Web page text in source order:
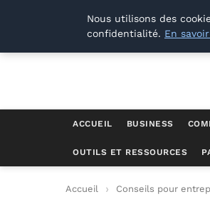
Lyon Photos
ACCUEIL BUSINESS
OUTILS ET RESSOURCES
Accueil Conseils pour
Nous utilisons des
confidentialité. En